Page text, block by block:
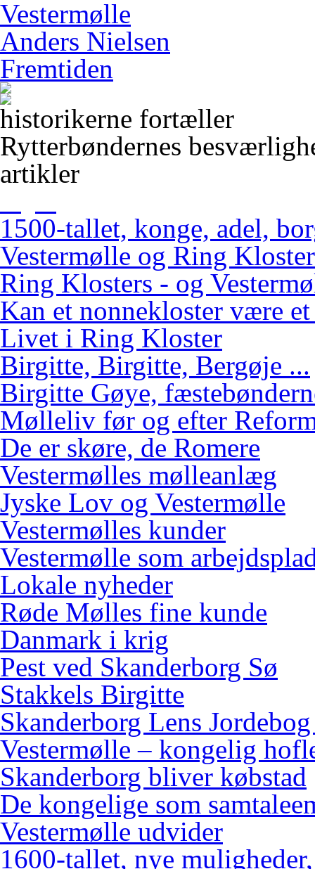
Vestermølle
Anders Nielsen
Fremtiden
historikerne fortæller
Rytterbøndernes
artikler
1500-tallet, konge, adel,
Vestermølle og Ring Kloster
Ring Klosters - og
Kan et nonnekloster være
Livet i Ring Kloster
Birgitte, Birgitte, Bergøje ...
Birgitte Gøye,
Mølleliv før og efter
De er skøre, de Romere
Vestermølles mølleanlæg
Jyske Lov og Vestermølle
Vestermølles kunder
Vestermølle som
Lokale nyheder
Røde Mølles fine kunde
Danmark i krig
Pest ved Skanderborg Sø
Stakkels Birgitte
Skanderborg Lens
Vestermølle – kongelig
Skanderborg bliver købstad
De kongelige som
Vestermølle udvider
1600-tallet, nye